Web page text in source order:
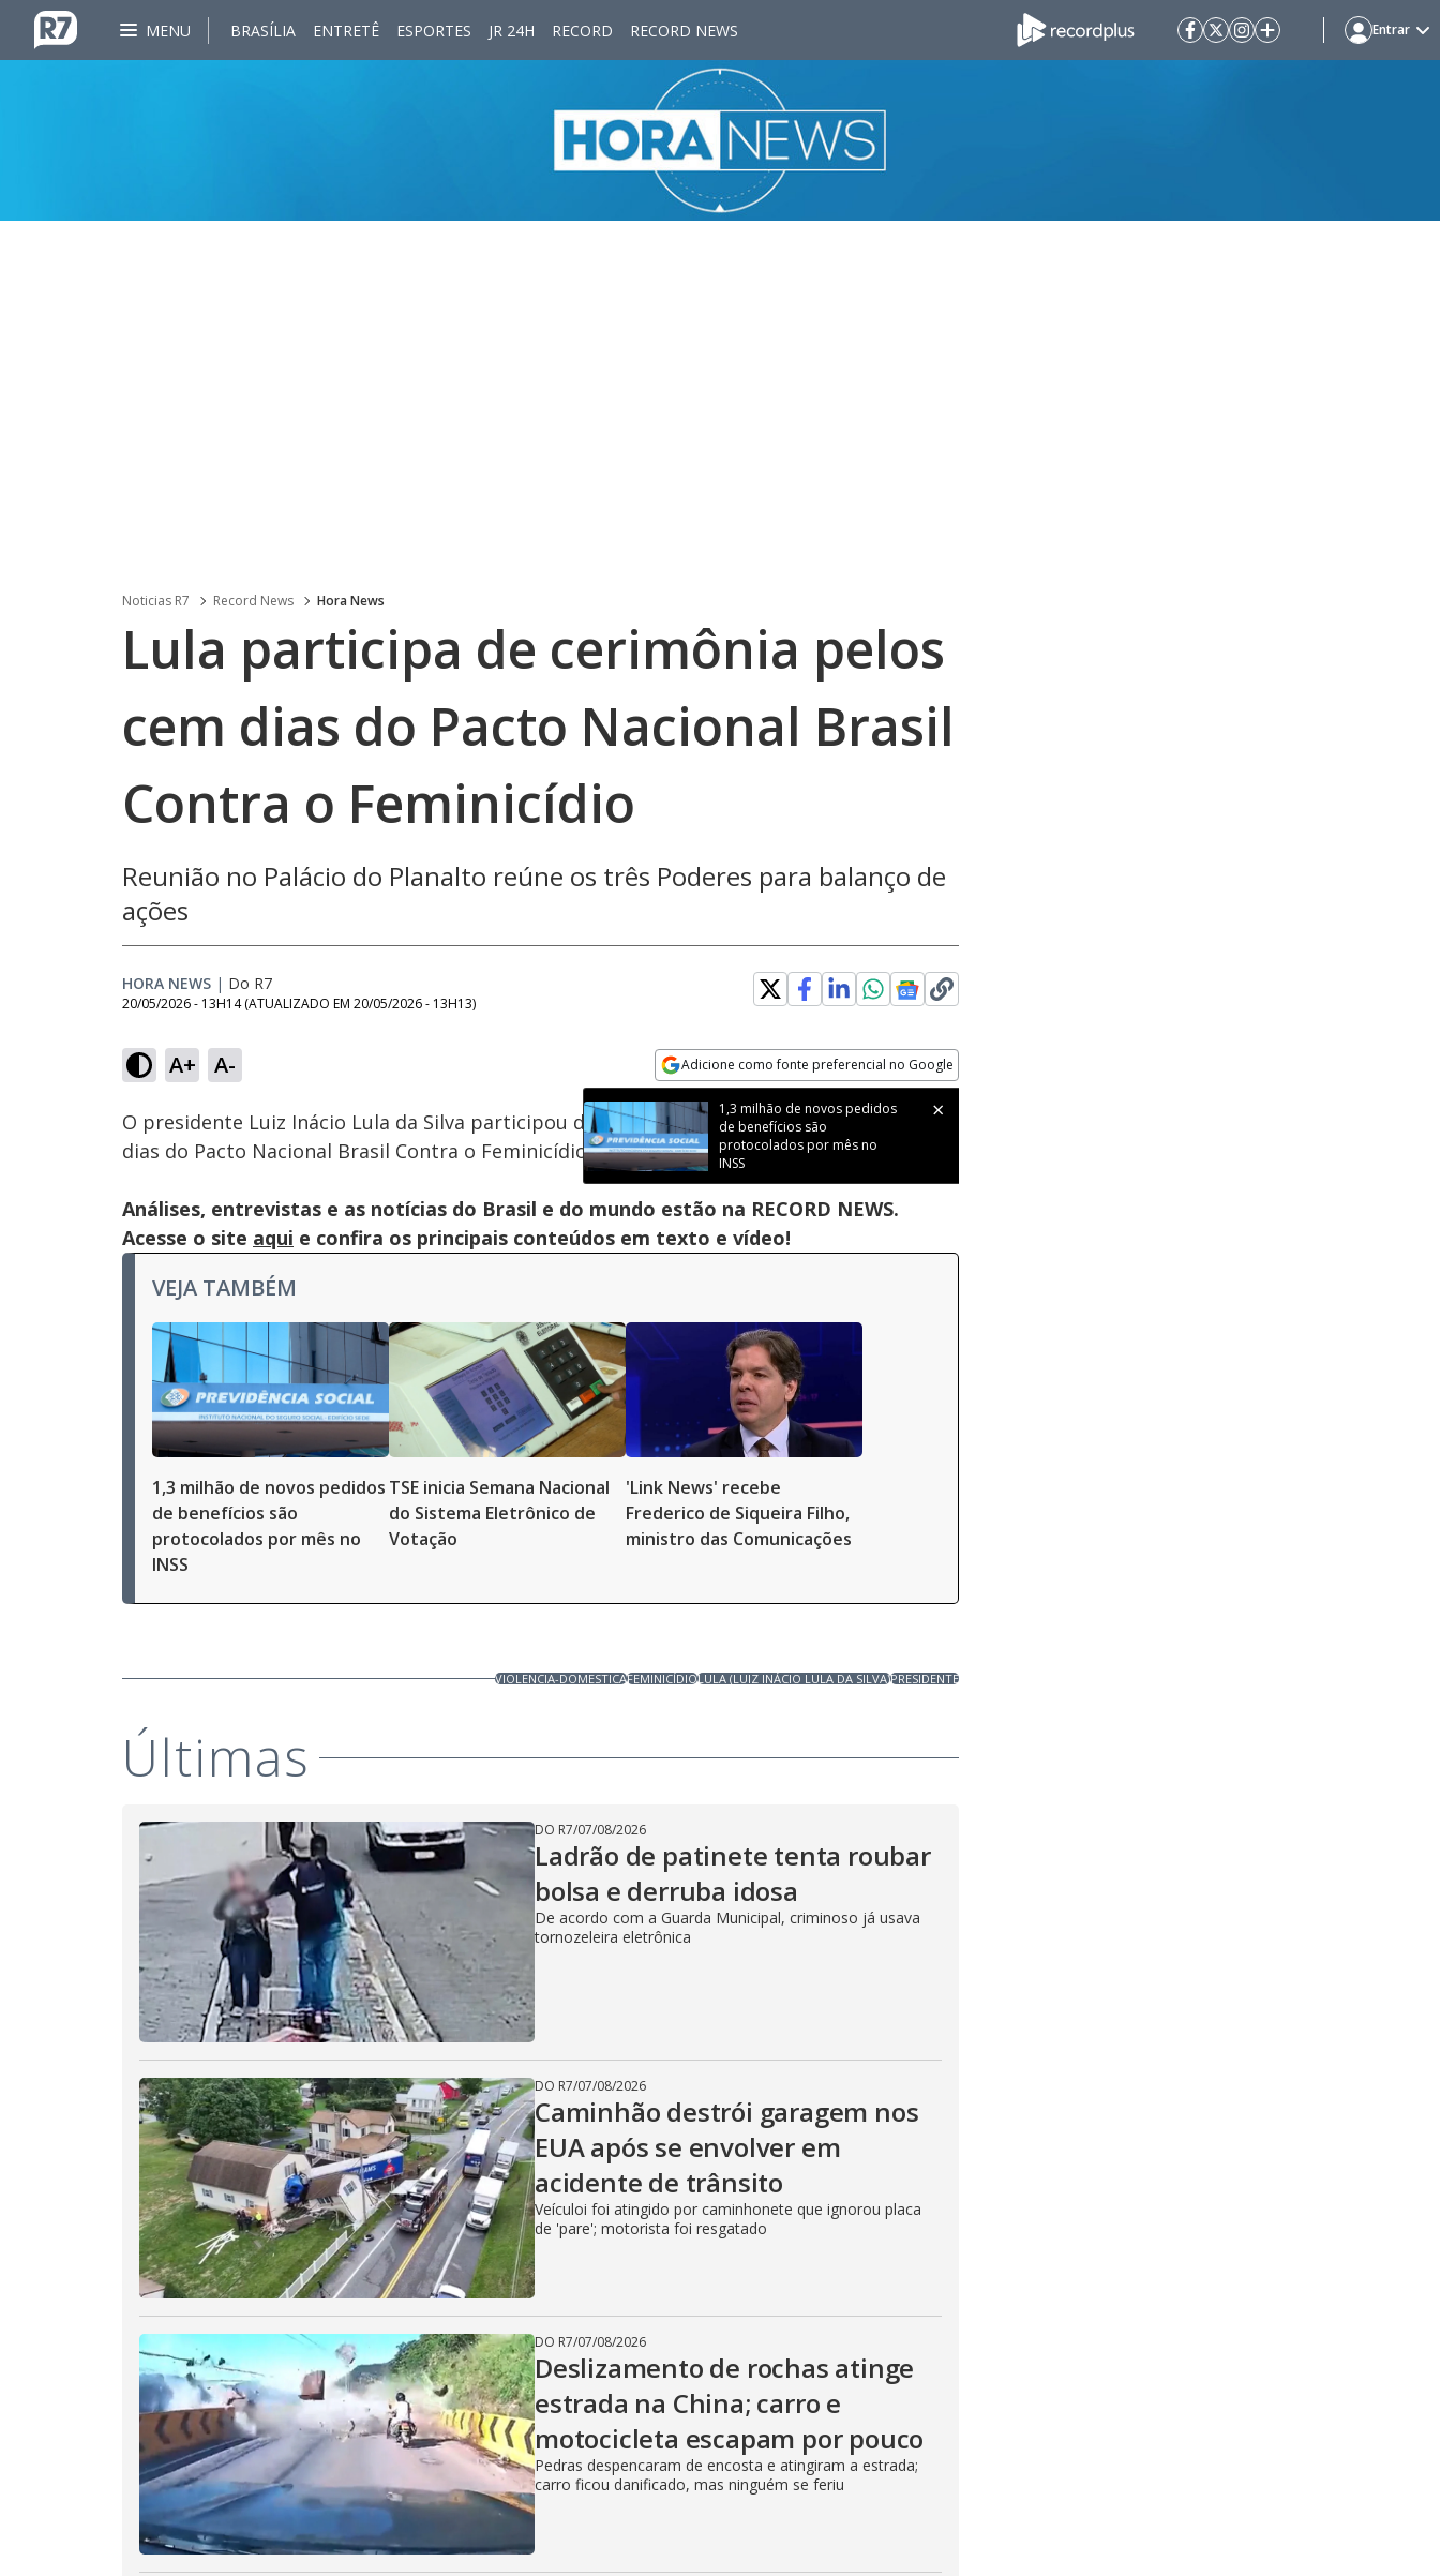
MENU BRASÍLIA ENTRETÊ ESPORTES JR 24H RECORD RECORD NEWS Entrar
Noticias R7 Record News Hora News
Lula participa de cerimônia pelos
cem dias do Pacto Nacional Brasil
Contra o Feminicídio
Reunião no Palácio do Planalto reúne os três Poderes para balanço de
ações
HORA NEWS | Do R7
20/05/2026 - 13H14 (ATUALIZADO EM 20/05/2026 - 13H13)
A+ A- Adicione como fonte preferencial no Google
Opens in new window
1,3 milhão de novos pedidos
de benefícios são
protocolados por mês no
INSS
Ativar
Som
Velocidade
O presidente Luiz Inácio Lula da Silva participou de uma cerimônia que marcou os cem
dias do Pacto Nacional Brasil Contra o Feminicídio.
Análises, entrevistas e as notícias do Brasil e do mundo estão na RECORD NEWS.
Acesse o site aqui e confira os principais conteúdos em texto e vídeo!
VEJA TAMBÉM
1,3 milhão de novos pedidos
de benefícios são
protocolados por mês no
INSS
TSE inicia Semana Nacional
do Sistema Eletrônico de
Votação
'Link News' recebe
Frederico de Siqueira Filho,
ministro das Comunicações
VIOLENCIA-DOMESTICAFEMINICÍDIOLULA (LUIZ INÁCIO LULA DA SILVA)PRESIDENTE
Últimas
DO R7/07/08/2026
Ladrão de patinete tenta roubar
bolsa e derruba idosa
De acordo com a Guarda Municipal, criminoso já usava
tornozeleira eletrônica
DO R7/07/08/2026
Caminhão destrói garagem nos
EUA após se envolver em
acidente de trânsito
Veículoi foi atingido por caminhonete que ignorou placa
de 'pare'; motorista foi resgatado
DO R7/07/08/2026
Deslizamento de rochas atinge
estrada na China; carro e
motocicleta escapam por pouco
Pedras despencaram de encosta e atingiram a estrada;
carro ficou danificado, mas ninguém se feriu